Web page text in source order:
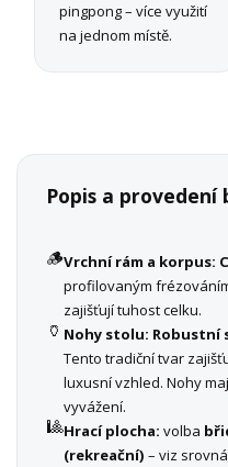
pingpong – více využití
na jednom místě.
Popis a provedení
🪵Vrchní rám a korpus:
profilovaným
zajišťují tuhost celku.
🏺 Nohy stolu: Robustní
Tento tradiční tvar
luxusní vzhled. Nohy
vyvážení.
🎱Hrací plocha: volba
(rekreační) – viz